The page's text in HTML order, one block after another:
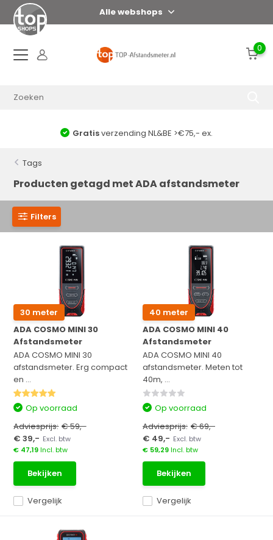
Alle webshops
0
verzending NL&BE >€75,- ex.
Tags
Producten getagd met ADA afstandsmeter
Filters
30 meter
ADA COSMO MINI 30
Afstandsmeter
ADA COSMO MINI 30
afstandsmeter. Erg compact
en ...
Vergelijk
Op voorraad
Adviesprijs: € 59,-
€ 39,- Excl. btw
€ 47,19Incl. btw
Bekijken
40 meter
ADA COSMO MINI 40
Afstandsmeter
ADA COSMO MINI 40
afstandsmeter. Meten tot
40m, ...
Vergelijk
Op voorraad
Adviesprijs: € 69,-
€ 49,- Excl. btw
€ 59,29Incl. btw
Bekijken